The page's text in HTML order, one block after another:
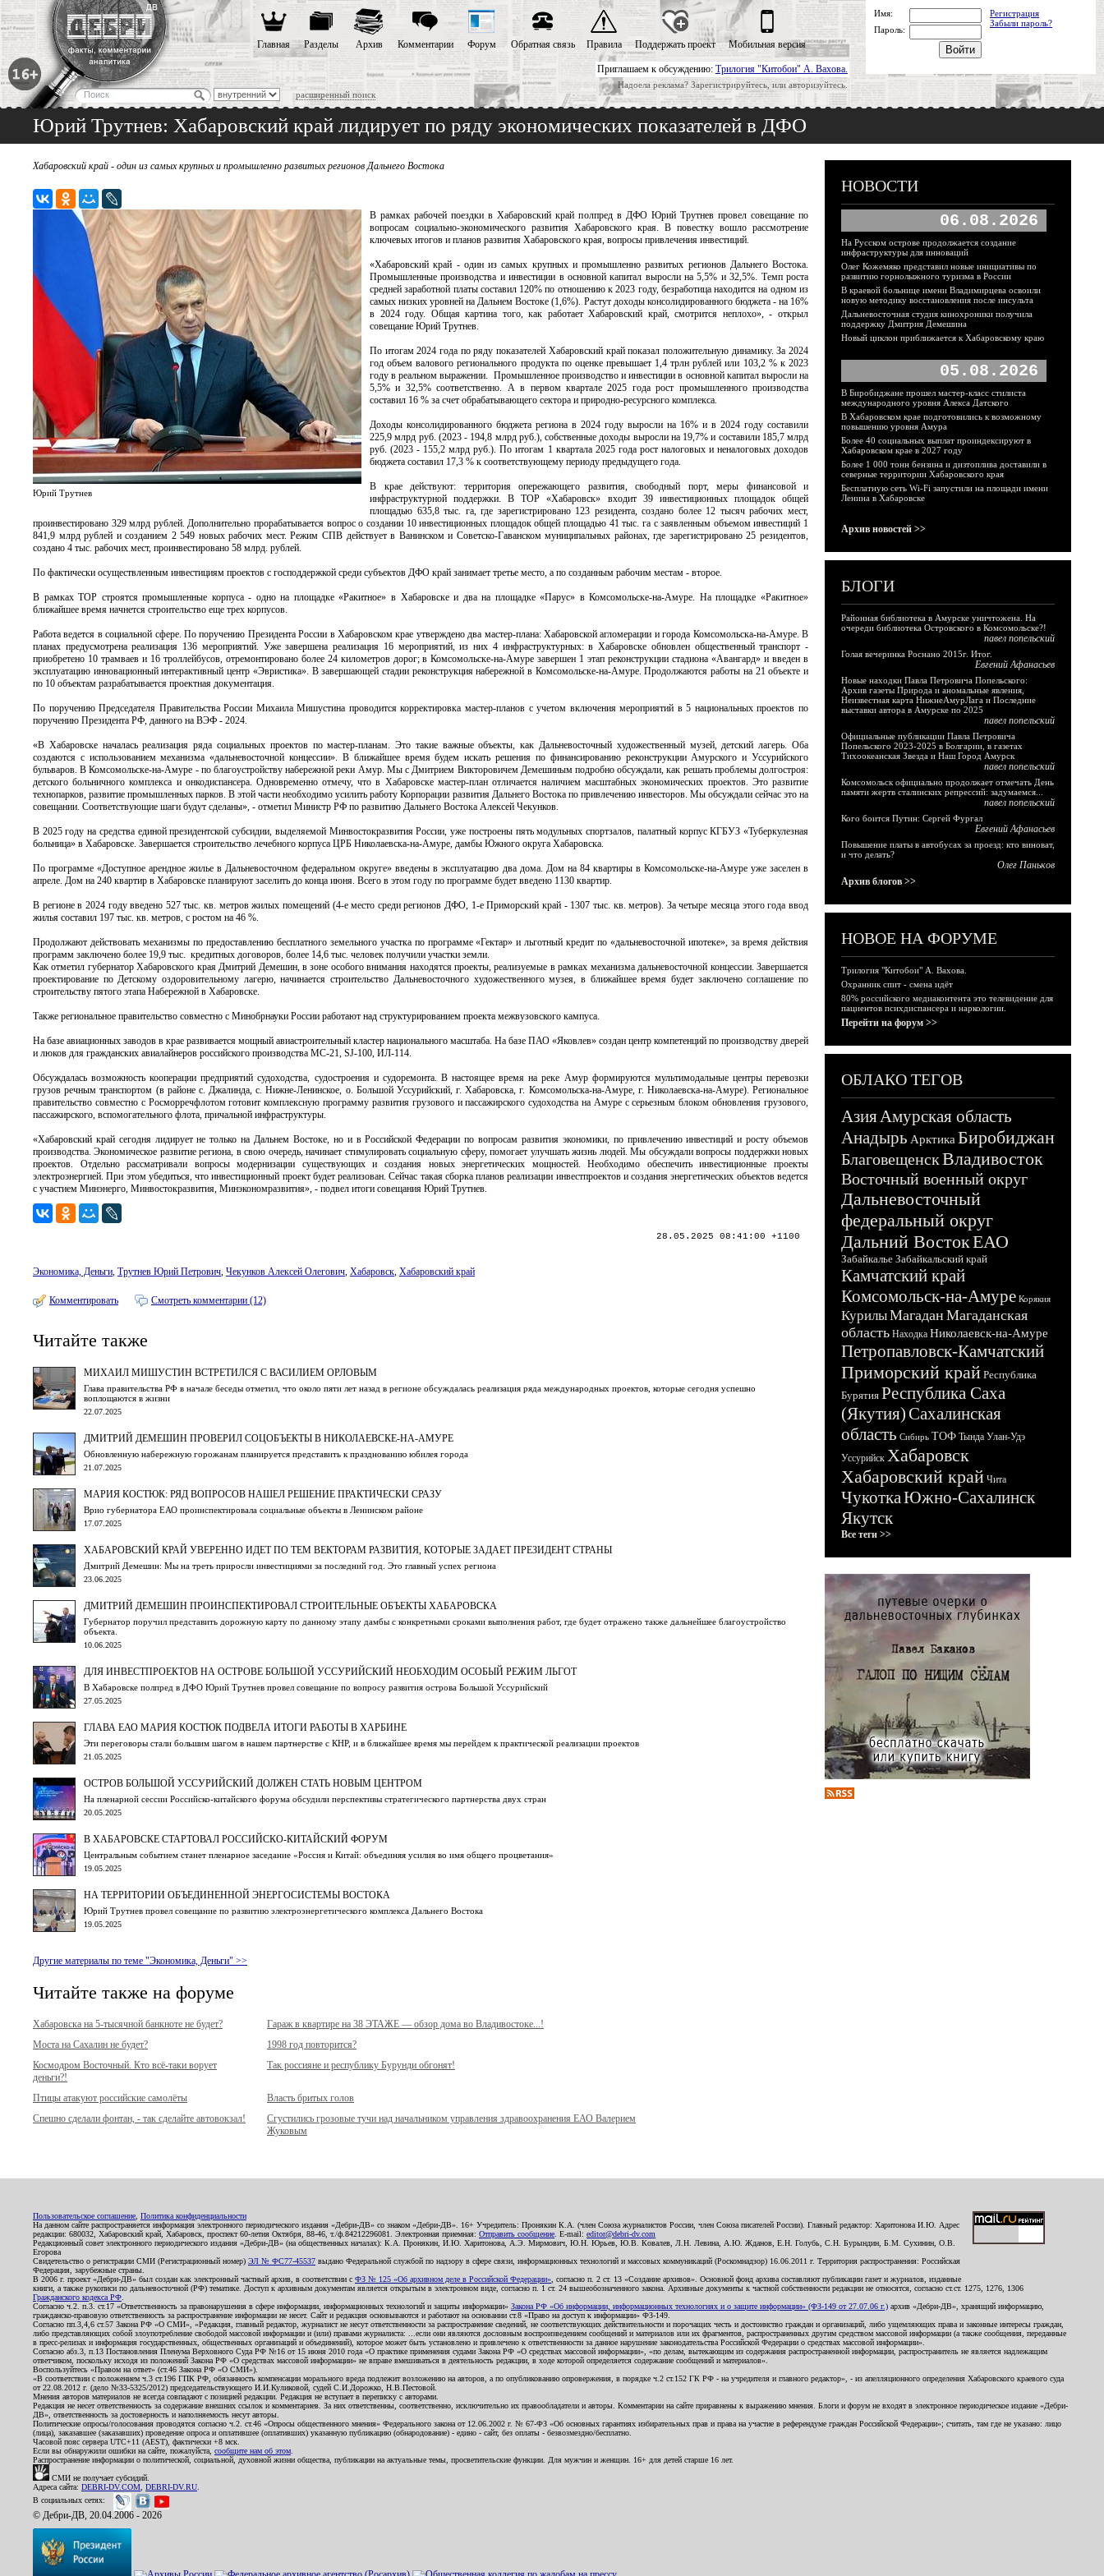
Приглашаем к обсуждению: Трилогия "Китобои" А. Вахова.
Надоела реклама? Зарегистрируйтесь, или авторизуйтесь.
расширенный поиск
Главная Разделы Архив Комментарии Форум Обратная связь Правила Поддержать проект Мобильная версия
Имя:
Регистрация
Забыли пароль?
Пароль:
Юрий Трутнев: Хабаровский край лидирует по ряду экономических показателей в ДФО
Хабаровский край - один из самых крупных и промышленно развитых регионов Дальнего Востока
Юрий Трутнев
В рамках рабочей поездки в Хабаровский край полпред в ДФО Юрий Трутнев провел совещание по
вопросам социально-экономического развития Хабаровского края. В повестку вошло рассмотрение
ключевых итогов и планов развития Хабаровского края, вопросы привлечения инвестиций.
«Хабаровский край - один из самых крупных и промышленно развитых регионов Дальнего Востока.
Промышленные производства и инвестиции в основной капитал выросли на 5,5% и 32,5%. Темп роста
средней заработной платы составил 120% по отношению к 2023 году, безработица находится на одном из
самых низких уровней на Дальнем Востоке (1,6%). Растут доходы консолидированного бюджета - на 16%
в 2024 году. Общая картина того, как работает Хабаровский край, смотрится неплохо», - открыл
совещание Юрий Трутнев.
По итогам 2024 года по ряду показателей Хабаровский край показал положительную динамику. За 2024
год объем валового регионального продукта по оценке превышает 1,4 трлн рублей или 103,2 % к 2023
году в реальном выражении. Промышленное производство и инвестиции в основной капитал выросли на
5,5% и 32,5% соответственно. А в первом квартале 2025 года рост промышленного производства
составил 16 % за счет обрабатывающего сектора и природно-ресурсного комплекса.
Доходы консолидированного бюджета региона в 2024 году выросли на 16% и в 2024 году составили
225,9 млрд руб. (2023 - 194,8 млрд руб.), собственные доходы выросли на 19,7% и составили 185,7 млрд
руб. (2023 - 155,2 млрд руб.). По итогам 1 квартала 2025 года рост налоговых и неналоговых доходов
бюджета составил 17,3 % к соответствующему периоду предыдущего года.
В крае действуют: территория опережающего развития, свободный порт, меры финансовой и
инфраструктурной поддержки. В ТОР «Хабаровск» входит 39 инвестиционных площадок общей
площадью 635,8 тыс. га, где зарегистрировано 123 резидента, создано более 12 тысяч рабочих мест,
проинвестировано 329 млрд рублей. Дополнительно прорабатывается вопрос о создании 10 инвестиционных площадок общей площадью 41 тыс. га с заявленным объемом инвестиций 1
841,9 млрд рублей и созданием 2 549 новых рабочих мест. Режим СПВ действует в Ванинском и Советско-Гаванском муниципальных районах, где зарегистрировано 25 резидентов,
создано 4 тыс. рабочих мест, проинвестировано 58 млрд. рублей.
По фактически осуществленным инвестициям проектов с господдержкой среди субъектов ДФО край занимает третье место, а по созданным рабочим местам - второе.
В рамках ТОР строятся промышленные корпуса - одно на площадке «Ракитное» в Хабаровске и два на площадке «Парус» в Комсомольске-на-Амуре. На площадке «Ракитное»
ближайшее время начнется строительство еще трех корпусов.
Работа ведется в социальной сфере. По поручению Президента России в Хабаровском крае утверждено два мастер-плана: Хабаровской агломерации и города Комсомольска-на-Амуре. В
планах предусмотрена реализация 136 мероприятий. Уже завершена реализация 16 мероприятий, из них 4 инфраструктурных: в Хабаровске обновлен общественный транспорт -
приобретено 10 трамваев и 16 троллейбусов, отремонтировано более 24 километров дорог; в Комсомольске-на-Амуре завершен 1 этап реконструкции стадиона «Авангард» и введен в
эксплуатацию инновационный интерактивный центр «Эвристика». В завершающей стадии реконструкция набережной в Комсомольске-на-Амуре. Продолжаются работы на 21 объекте и
по 10 объектам разрабатывается проектная документация.
По поручению Председателя Правительства России Михаила Мишустина проводится корректировка мастер-планов с учетом включения мероприятий в 5 национальных проектов по
поручению Президента РФ, данного на ВЭФ - 2024.
«В Хабаровске началась реализация ряда социальных проектов по мастер-планам. Это такие важные объекты, как Дальневосточный художественный музей, детский лагерь. Оба
создаются с использованием механизма «дальневосточной концессии». В ближайшее время будем искать решения по финансированию реконструкции Амурского и Уссурийского
бульваров. В Комсомольске-на-Амуре - по благоустройству набережной реки Амур. Мы с Дмитрием Викторовичем Демешиным подробно обсуждали, как решать проблемы долгостроя:
детского больничного комплекса и онкодиспансера. Одновременно отмечу, что в Хабаровске мастер-план отличается наличием масштабных экономических проектов. Это развитие
технопарков, развитие промышленных парков. В этой части необходимо усилить работу Корпорации развития Дальнего Востока по привлечению инвесторов. Мы обсуждали сейчас это на
совещании. Соответствующие шаги будут сделаны», - отметил Министр РФ по развитию Дальнего Востока Алексей Чекунков.
В 2025 году на средства единой президентской субсидии, выделяемой Минвостокразвития России, уже построены пять модульных спортзалов, палатный корпус КГБУЗ «Туберкулезная
больница» в Хабаровске. Завершается строительство лечебного корпуса ЦРБ Николаевска-на-Амуре, дамбы Южного округа Хабаровска.
По программе «Доступное арендное жилье в Дальневосточном федеральном округе» введены в эксплуатацию два дома. Дом на 84 квартиры в Комсомольске-на-Амуре уже заселен в
апреле. Дом на 240 квартир в Хабаровске планируют заселить до конца июня. Всего в этом году по программе будет введено 1130 квартир.
В регионе в 2024 году введено 527 тыс. кв. метров жилых помещений (4-е место среди регионов ДФО, 1-е Приморский край - 1307 тыс. кв. метров). За четыре месяца этого года ввод
жилья составил 197 тыс. кв. метров, с ростом на 46 %.
Продолжают действовать механизмы по предоставлению бесплатного земельного участка по программе «Гектар» и льготный кредит по «дальневосточной ипотеке», за время действия
программ заключено более 19,9 тыс. кредитных договоров, более 14,6 тыс. человек получили участки земли.
Как отметил губернатор Хабаровского края Дмитрий Демешин, в зоне особого внимания находятся проекты, реализуемые в рамках механизма дальневосточной концессии. Завершается
проектирование по Детскому оздоровительному лагерю, начинается строительство Дальневосточного художественного музея, в ближайшее время будет заключено соглашение по
строительству пятого этапа Набережной в Хабаровске.
Также региональное правительство совместно с Минобрнауки России работают над структурированием проекта межвузовского кампуса.
На базе авиационных заводов в крае развивается мощный авиастроительный кластер национального масштаба. На базе ПАО «Яковлев» создан центр компетенций по производству дверей
и люков для гражданских авиалайнеров российского производства МС-21, SJ-100, ИЛ-114.
Обсуждалась возможность кооперации предприятий судоходства, судостроения и судоремонта. В настоящее время на реке Амур формируются мультимодальные центры перевозки
грузов речным транспортом (в районе с. Джалинда, с. Нижне-Ленинское, о. Большой Уссурийский, г. Хабаровска, г. Комсомольска-на-Амуре, г. Николаевска-на-Амуре). Региональное
правительство совместно с Росморречфлотом готовит комплексную программу развития грузового и пассажирского судоходства на Амуре с серьезным блоком обновления грузового,
пассажирского, вспомогательного флота, причальной инфраструктуры.
«Хабаровский край сегодня лидирует не только на Дальнем Востоке, но и в Российской Федерации по вопросам развития экономики, по привлечению инвестиций и росту объемов
производства. Экономическое развитие региона, в свою очередь, начинает стимулировать социальную сферу, помогает улучшать жизнь людей. Мы обсуждали вопросы поддержки новых
проектов. Отдельно рассматривали вопросы модернизации существующих и создания новых энергетических мощностей. Необходимо обеспечить инвестиционные проекты
электроэнергией. При этом убедиться, что инвестиционный проект будет реализован. Сейчас такая сборка планов реализации инвестпроектов и создания энергетических объектов ведется
с участием Минэнерго, Минвостокразвития, Минэкономразвития», - подвел итоги совещания Юрий Трутнев.
28.05.2025 08:41:00 +1100
Экономика, Деньги, Трутнев Юрий Петрович, Чекунков Алексей Олегович, Хабаровск, Хабаровский край
Комментировать Смотреть комментарии (12)
Читайте также
МИХАИЛ МИШУСТИН ВСТРЕТИЛСЯ С ВАСИЛИЕМ ОРЛОВЫМ
Глава правительства РФ в начале беседы отметил, что около пяти лет назад в регионе обсуждалась реализация ряда международных проектов, которые сегодня успешно
воплощаются в жизни
22.07.2025
ДМИТРИЙ ДЕМЕШИН ПРОВЕРИЛ СОЦОБЪЕКТЫ В НИКОЛАЕВСКЕ-НА-АМУРЕ
Обновленную набережную горожанам планируется представить к празднованию юбилея города
21.07.2025
МАРИЯ КОСТЮК: РЯД ВОПРОСОВ НАШЕЛ РЕШЕНИЕ ПРАКТИЧЕСКИ СРАЗУ
Врио губернатора ЕАО проинспектировала социальные объекты в Ленинском районе
17.07.2025
ХАБАРОВСКИЙ КРАЙ УВЕРЕННО ИДЕТ ПО ТЕМ ВЕКТОРАМ РАЗВИТИЯ, КОТОРЫЕ ЗАДАЕТ ПРЕЗИДЕНТ СТРАНЫ
Дмитрий Демешин: Мы на треть приросли инвестициями за последний год. Это главный успех региона
23.06.2025
ДМИТРИЙ ДЕМЕШИН ПРОИНСПЕКТИРОВАЛ СТРОИТЕЛЬНЫЕ ОБЪЕКТЫ ХАБАРОВСКА
Губернатор поручил представить дорожную карту по данному этапу дамбы с конкретными сроками выполнения работ, где будет отражено также дальнейшее благоустройство
объекта.
10.06.2025
ДЛЯ ИНВЕСТПРОЕКТОВ НА ОСТРОВЕ БОЛЬШОЙ УССУРИЙСКИЙ НЕОБХОДИМ ОСОБЫЙ РЕЖИМ ЛЬГОТ
В Хабаровске полпред в ДФО Юрий Трутнев провел совещание по вопросу развития острова Большой Уссурийский
27.05.2025
ГЛАВА ЕАО МАРИЯ КОСТЮК ПОДВЕЛА ИТОГИ РАБОТЫ В ХАРБИНЕ
Эти переговоры стали большим шагом в нашем партнерстве с КНР, и в ближайшее время мы перейдем к практической реализации проектов
21.05.2025
ОСТРОВ БОЛЬШОЙ УССУРИЙСКИЙ ДОЛЖЕН СТАТЬ НОВЫМ ЦЕНТРОМ
На пленарной сессии Российско-китайского форума обсудили перспективы стратегического партнерства двух стран
20.05.2025
В ХАБАРОВСКЕ СТАРТОВАЛ РОССИЙСКО-КИТАЙСКИЙ ФОРУМ
Центральным событием станет пленарное заседание «Россия и Китай: объединяя усилия во имя общего процветания»
19.05.2025
НА ТЕРРИТОРИИ ОБЪЕДИНЕННОЙ ЭНЕРГОСИСТЕМЫ ВОСТОКА
Юрий Трутнев провел совещание по развитию электроэнергетического комплекса Дальнего Востока
19.05.2025
Другие материалы по теме "Экономика, Деньги" >>
Читайте также на форуме
Хабаровска на 5-тысячной банкноте не будет?
Гараж в квартире на 38 ЭТАЖЕ — обзор дома во Владивостоке...!
Моста на Сахалин не будет?
1998 год повторится?
Космодром Восточный. Кто всё-таки ворует
деньги?!
Так россияне и республику Бурунди обгонят!
Птицы атакуют российские самолёты
Власть бритых голов
Спешно сделали фонтан, - так сделайте автовокзал!
Сгустились грозовые тучи над начальником управления здравоохранения ЕАО Валерием
Жуковым
НОВОСТИ
06.08.2026
На Русском острове продолжается создание
инфраструктуры для инноваций
Олег Кожемяко представил новые инициативы по
развитию горнолыжного туризма в России
В краевой больнице имени Владимирцева освоили
новую методику восстановления после инсульта
Дальневосточная студия кинохроники получила
поддержку Дмитрия Демешина
Новый циклон приближается к Хабаровскому краю
05.08.2026
В Биробиджане прошел мастер-класс стилиста
международного уровня Алекса Датского
В Хабаровском крае подготовились к возможному
повышению уровня Амура
Более 40 социальных выплат проиндексируют в
Хабаровском крае в 2027 году
Более 1 000 тонн бензина и дизтоплива доставили в
северные территории Хабаровского края
Бесплатную сеть Wi-Fi запустили на площади имени
Ленина в Хабаровске
Архив новостей >>
БЛОГИ
Районная библиотека в Амурске уничтожена. На
очереди библиотека Островского в Комсомольске?!
павел попельский
Голая вечеринка Роснано 2015г. Итог.
Евгений Афанасьев
Новые находки Павла Петровича Попельского:
Архив газеты Природа и аномальные явления,
Неизвестная карта НижнеАмурЛага и Последние
выставки автора в Амурске по 2025
павел попельский
Официальные публикации Павла Петровича
Попельского 2023-2025 в Болгарии, в газетах
Тихоокеанская Звезда и Наш Город Амурск
павел попельский
Комсомольск официально продолжает отмечать День
памяти жертв сталинских репрессий: задумаемся...
павел попельский
Кого боится Путин: Сергей Фургал
Евгений Афанасьев
Повышение платы в автобусах за проезд: кто виноват,
и что делать?
Олег Паньков
Архив блогов >>
НОВОЕ НА ФОРУМЕ
Трилогия "Китобои" А. Вахова.
Охранник спит - смена идёт
80% российского медиаконтента это телевидение для
пациентов психдиспансера и наркологии.
Перейти на форум >>
ОБЛАКО ТЕГОВ
АзияАмурская область
Анадырь Арктика Биробиджан
БлаговещенскВладивосток
Восточный военный округ
Дальневосточный
федеральный округ
Дальний ВостокЕАО
Забайкалье Забайкальский край
Камчатский край
Комсомольск-на-Амуре Корякия
КурилыМагадан Магаданская
область Находка Николаевск-на-Амуре
Петропавловск-Камчатский
Приморский край Республика
Бурятия Республика Саха
(Якутия)Сахалинская
область Сибирь ТОФ Тында Улан-Удэ
Уссурийск Хабаровск
Хабаровский край Чита
ЧукоткаЮжно-Сахалинск
Якутск
Все теги >>
Пользовательское соглашение Политика конфиденциальности
На данном сайте распространяется информация электронного периодического издания «Дебри-ДВ» со знаком «Дебри-ДВ». 16+ Учредитель: Пронякин К.А. (член Союза журналистов России, член Союза писателей России). Главный редактор: Харитонова И.Ю. Адрес
редакции: 680032, Хабаровский край, Хабаровск, проспект 60-летия Октября, 88-46, т./ф.84212296081. Электронная приемная: Отправить сообщение . E-mail: editor@debri-dv.com
Редакционный совет электронного периодического издания «Дебри-ДВ» (на общественных началах): К.А. Пронякин, И.Ю. Харитонова, А.Э. Мирмович, Ю.Н. Юрьев, Ю.В. Ковалев, Л.Н. Левина, А.Ю. Жданов, Е.Н. Голубь, С.Н. Бурындин, Б.М. Сухинин, О.В.
Егорова
Свидетельство о регистрации СМИ (Регистрационный номер) ЭЛ № ФС77-45537 выдано Федеральной службой по надзору в сфере связи, информационных технологий и массовых коммуникаций (Роскомнадзор) 16.06.2011 г. Территория распространения: Российская
Федерация, зарубежные страны.
В 2006 г. проект «Дебри-ДВ» был создан как электронный частный архив, в соответствии с ФЗ № 125 «Об архивном деле в Российской Федерации» , согласно п. 2 ст. 13 «Создание архивов». Основной фонд архива составляют публикации газет и журналов, изданные
книги, а также рукописи по дальневосточной (РФ) тематике. Доступ к архивным документам является открытым в электронном виде, согласно п. 1 ст. 24 вышеобозначенного закона. Архивные документы к частной собственности редакции не относятся, согласно ст.ст. 1275, 1276, 1306
Гражданского кодекса РФ
Согласно ч.2. п.3. ст.17 «Ответственность за правонарушения в сфере информации, информационных технологий и защиты информации» Закона РФ «Об информации, информационных технологиях и о защите информации» (ФЗ-149 от 27.07.06 г.) архив «Дебри-ДВ», хранящий информацию,
гражданско-правовую ответственность за распространение информации не несет. Сайт и редакция основываются и работают на основании ст.8 «Право на доступ к информации» ФЗ-149.
Согласно пп.3,4,6 ст.57 Закона РФ «О СМИ», «Редакция, главный редактор, журналист не несут ответственности за распространение сведений, не соответствующих действительности и порочащих честь и достоинство граждан и организаций, либо ущемляющих права и законные интересы граждан,
либо представляющих собой злоупотребление свободой массовой информации и (или) правами журналиста: ...если они являются дословным воспроизведением сообщений и материалов или их фрагментов, распространенных другим средством массовой информации (а также сообщения, переданные
в пресс-релизах и информация государственных, общественных организаций и объединений), которое может быть установлено и привлечено к ответственности за данное нарушение законодательства Российской Федерации о средствах массовой информации».
Согласно абз.3, п.13 Постановления Пленума Верховного Суда РФ №16 от 15 июня 2010 года «О практике применения судами Закона РФ «О средствах массовой информации», «по делам, вытекающим из содержания распространенной информации, распространитель не является надлежащим
ответчиком, поскольку исходя из положений Закона РФ «О средствах массовой информации» не вправе вмешиваться в деятельность редакции, в ходе которой определяется содержание сообщений и материалов».
Воспользуйтесь «Правом на ответ» (ст.46 Закона РФ «О СМИ»).
«В соответствии с положением ч.3 ст.196 ГПК РФ, обязанность компенсации морального вреда подлежит возложению на авторов, а по опубликованию опровержения, в порядке ч.2 ст.152 ГК РФ - на учредителя и главного редактор», - из апелляционного определения Хабаровского краевого суда
от 22.08.2012 г. (дело №33-5325/2012) председательствующего И.И.Куликовой, судей С.И.Дорожко, Н.В.Пестовой.
Мнения авторов материалов не всегда совпадают с позицией редакции. Редакция не вступает в переписку с авторами.
Редакция не несет ответственность за содержание внешних ссылок и комментариев. За них ответственны, соответственно, исключительно их правообладатели и авторы. Комментарии на сайте приравнены к выражению мнения. Блоги и форум не входят в электронное периодическое издание «Дебри-
ДВ», ответственность за достоверность и наполняемость несут авторы.
Политические опросы/голосования проводятся согласно ч.2. ст.46 «Опросы общественного мнения» Федерального закона от 12.06.2002 г. № 67-ФЗ «Об основных гарантиях избирательных прав и права на участие в референдуме граждан Российской Федерации»; считать, там где не указано: лицо
(лица), заказавшее (заказавших) проведение опроса и оплатившее (оплативших) указанную публикацию (обнародование) - едино - сайт, без оплаты - безвозмездно/бесплатно.
Часовой пояс сервера UTC+11 (AEST), фактически +8 мск.
Если вы обнаружили ошибки на сайте, пожалуйста, сообщите нам об этом
Распространение информации о политической, социальной, духовной жизни общества, публикации на актуальные темы, просветительские функции. Для мужчин и женщин. 16+ для детей старше 16 лет.
СМИ не получает субсидий.
Адреса сайта: DEBRI-DV.COM DEBRI-DV.RU
В социальных сетях:
© Дебри-ДВ, 20.04.2006 - 2026